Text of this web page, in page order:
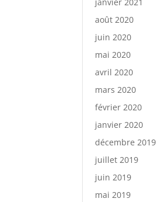
août 2020
juin 2020
mai 2020
avril 2020
mars 2020
février 2020
janvier 2020
décembre 2019
juillet 2019
juin 2019
mai 2019